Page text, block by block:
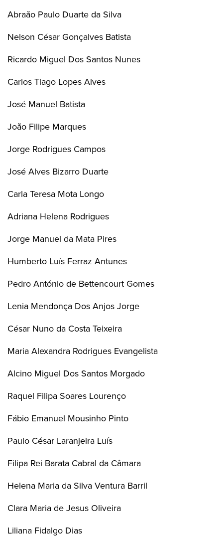
Abraão Paulo Duarte da Silva
Nelson César Gonçalves Batista
Ricardo Miguel Dos Santos Nunes
Carlos Tiago Lopes Alves
José Manuel Batista
João Filipe Marques
Jorge Rodrigues Campos
José Alves Bizarro Duarte
Carla Teresa Mota Longo
Adriana Helena Rodrigues
Jorge Manuel da Mata Pires
Humberto Luís Ferraz Antunes
Pedro António de Bettencourt Gomes
Lenia Mendonça Dos Anjos Jorge
César Nuno da Costa Teixeira
Maria Alexandra Rodrigues Evangelista
Alcino Miguel Dos Santos Morgado
Raquel Filipa Soares Lourenço
Fábio Emanuel Mousinho Pinto
Paulo César Laranjeira Luís
Filipa Rei Barata Cabral da Câmara
Helena Maria da Silva Ventura Barril
Clara Maria de Jesus Oliveira
Liliana Fidalgo Dias